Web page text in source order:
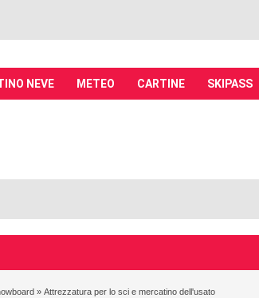
NEVE METEO CARTINE SKIPASS
» Attrezzatura per lo sci e mercatino dell'usato